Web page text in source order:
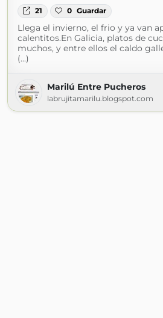
21 0 Guardar
Llega el invierno, el frio y ya van
calentitos.En Galicia, platos de
muchos, y entre ellos el caldo
(...)
Marilú Entre Pucheros
labrujitamarilu.blogspot.com